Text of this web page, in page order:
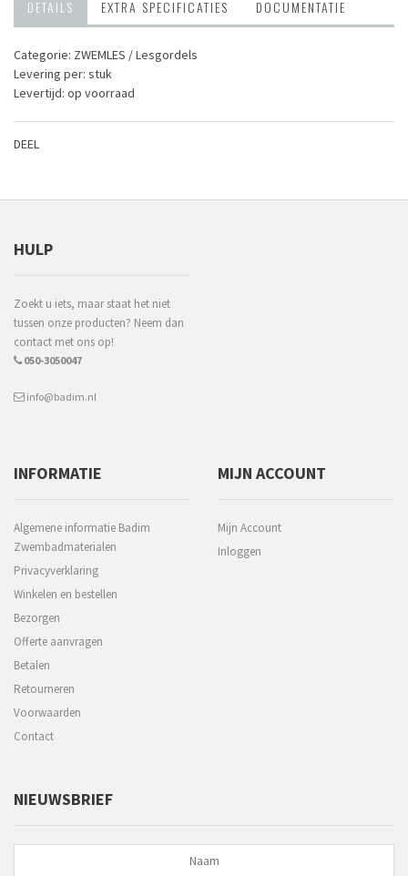
DETAILS EXTRA SPECIFICATIES DOCUMENTATIE
Categorie: ZWEMLES / Lesgordels
Levering per: stuk
Levertijd: op voorraad
DEEL
HULP
Zoekt u iets, maar staat het niet
tussen onze producten? Neem dan
contact met ons op!
050-3050047
info@badim.nl
INFORMATIE
Algemene informatie Badim
Zwembadmaterialen
Privacyverklaring
Winkelen en bestellen
Bezorgen
Offerte aanvragen
Betalen
Retourneren
Voorwaarden
Contact
MIJN ACCOUNT
Mijn Account
Inloggen
NIEUWSBRIEF